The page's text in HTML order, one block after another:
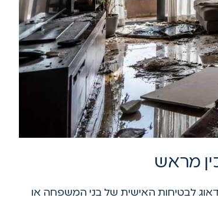
מראש
לבטיחות האישית של בני המשפחה או